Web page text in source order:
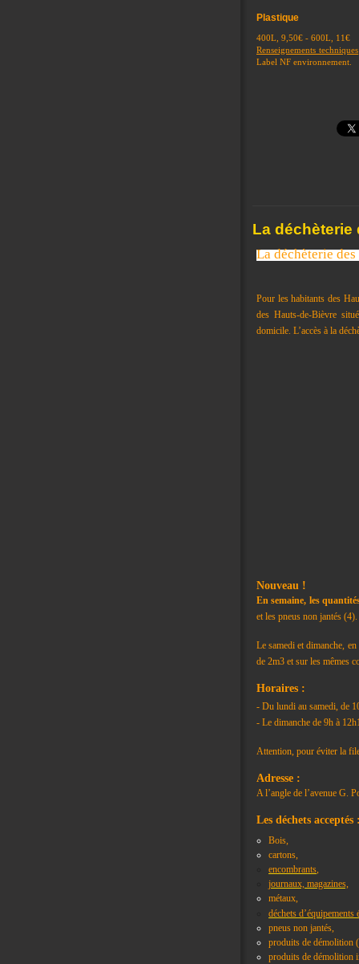
Plastique
400L,
Renseignements techniques
Label NF environnement.
La déchèterie
La déchèterie
Pour les habitants des
des Hauts-de-Bièvre
domicile. L’accès à la
Nouveau !
En semaine, les
et les pneus non jantés (4).
Le samedi et dimanche,
de 2m3 et sur les mêmes
Horaires :
- Du lundi au samedi, de
- Le dimanche de 9h à
Attention, pour éviter la
Adresse :
A l’angle de l’avenue G.
Les déchets acceptés
Bois,
cartons,
encombrants,
journaux, magazines,
métaux,
déchets
pneus non jantés,
produits de démolition
produits de démolition